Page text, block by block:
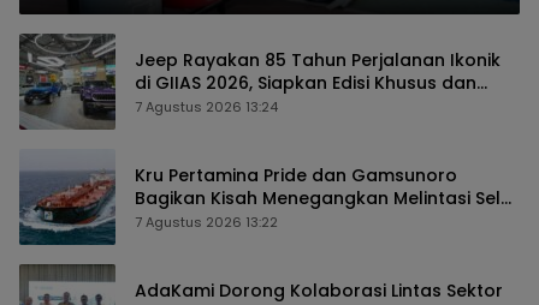
Jeep Rayakan 85 Tahun Perjalanan Ikonik
di GIIAS 2026, Siapkan Edisi Khusus dan
Perkuat Pengalaman Pelanggan
7 Agustus 2026 13:24
Kru Pertamina Pride dan Gamsunoro
Bagikan Kisah Menegangkan Melintasi Selat
Hormuz di Tengah Konflik
7 Agustus 2026 13:22
AdaKami Dorong Kolaborasi Lintas Sektor